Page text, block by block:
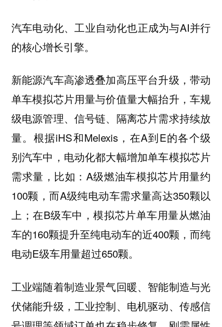
汽车电动化、工业自动化也正成为与AI并行
的核心增长引擎。
新能源汽车高渗透叠加高压平台升级，带动
单车模拟芯片用量与价值量大幅抬升，车规
级电源管理、信号链、隔离芯片需求持续放
量。根据iHS和Melexis，在A到E的各个级
别汽车中，电动化都大幅增加单车模拟芯片
需求量，比如：A级燃油车模拟芯片用量约
100颗，而A级纯电动车需求量高达350颗以
上；在B级车中，模拟芯片单车用量从燃油
车的160颗提升至纯电动车的近400颗，而纯
电动E级车用量超过650颗。
工业端随着制造业景气回暖、智能制造与光
伏储能升级，工业控制、电机驱动、传感信